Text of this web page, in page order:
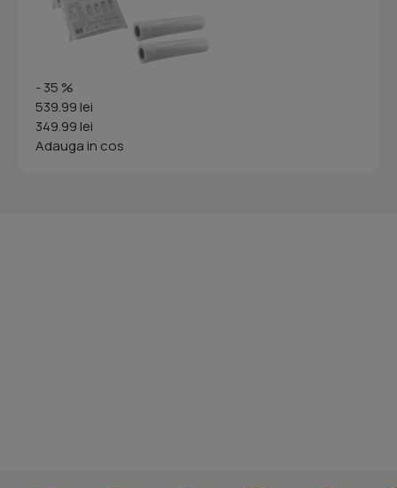
- 35 %
539.99 lei
349.99 lei
Adauga in cos